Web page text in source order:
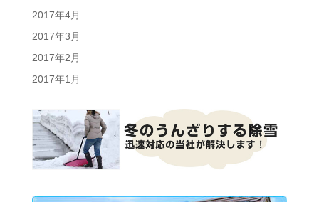
2017年4月
2017年3月
2017年2月
2017年1月